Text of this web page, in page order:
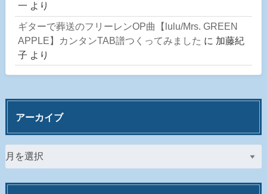
一 より
ギターで葬送のフリーレンOP曲【lulu/Mrs. GREEN
APPLE】カンタンTAB譜つくってみました に 加藤紀
子 より
アーカイブ